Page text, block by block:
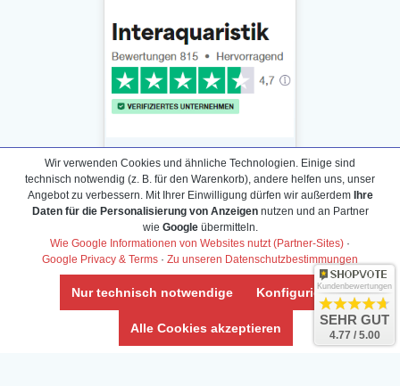
Daten­schutz­erklärung
Widerrufs­recht /Widerrufs­formular
AGB & Info
Impressum
Umwelt und Entsorgung
Vertrag widerrufen
Wir verwenden Cookies und ähnliche Technologien. Einige sind
technisch notwendig (z. B. für den Warenkorb), andere helfen uns, unser
Angebot zu verbessern. Mit Ihrer Einwilligung dürfen wir außerdem Ihre
Daten für die Personalisierung von Anzeigennutzen und an Partner
wie Googleübermitteln.
Wie Google Informationen von Websites nutzt (Partner-Sites) ·
Google Privacy & Terms · Zu unseren Datenschutzbestimmungen
Nur technisch notwendige Konfigurieren
Alle Cookies akzeptieren
Kundenbewertungen
SEHR GUT
4.77 / 5.00